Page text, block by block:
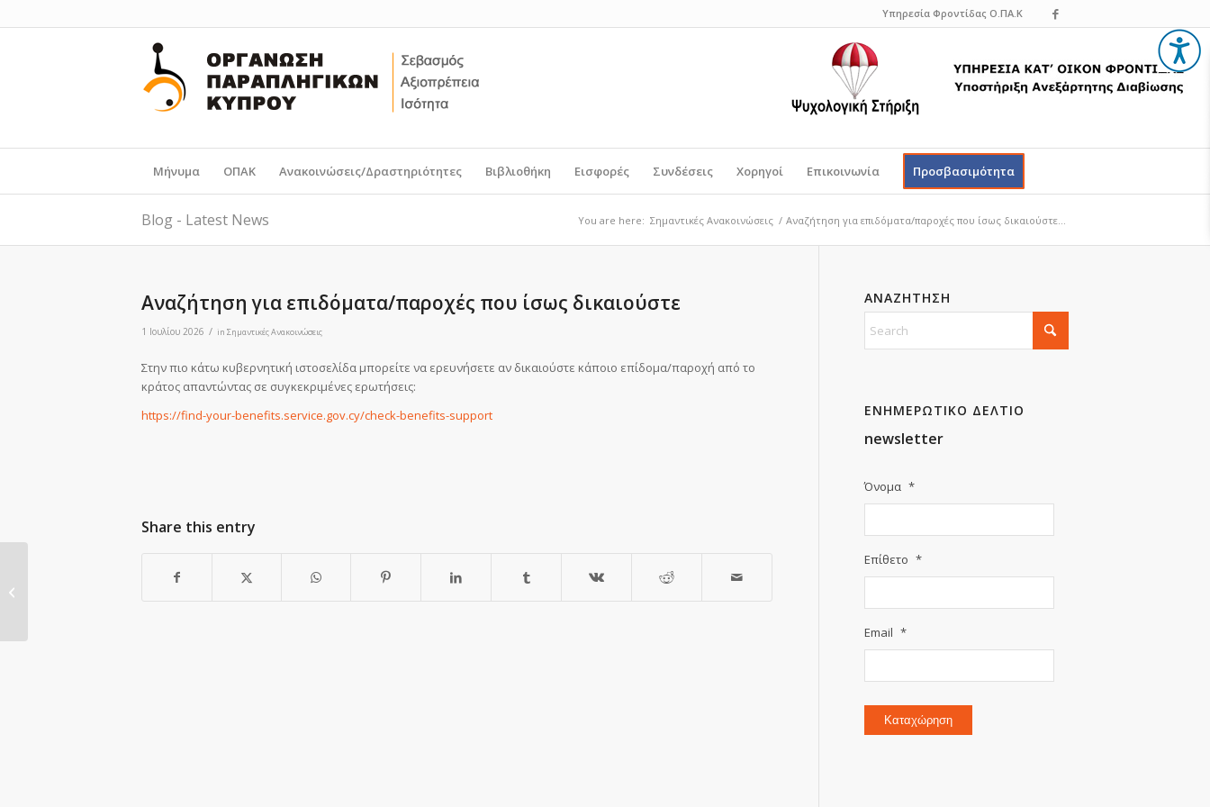
Υπηρεσία Φροντίδας Ο.ΠΑ.Κ
Μήνυμα ΟΠΑΚ Ανακοινώσεις/Δραστηριότητες Βιβλιοθήκη Εισφορές Συνδέσεις Χορηγοί Επικοινωνία Προσβασιμότητα
Blog - Latest News You are here: Σημαντικές Ανακοινώσεις / Αναζήτηση για επιδόματα/παροχές που ίσως δικαιούστε...
Αναζήτηση για επιδόματα/παροχές που ίσως δικαιούστε
1 Ιουλίου 2026 / in Σημαντικές Ανακοινώσεις
Στην πιο κάτω κυβερνητική ιστοσελίδα μπορείτε να ερευνήσετε αν δικαιούστε κάποιο επίδομα/παροχή από το
κράτος απαντώντας σε συγκεκριμένες ερωτήσεις:
https://find-your-benefits.service.gov.cy/check-benefits-support
Share this entry
ΑΝΑΖΗΤΗΣΗ
ΕΝΗΜΕΡΩΤΙΚΟ ΔΕΛΤΙΟ
newsletter
Όνομα *
Επίθετο *
Email *
Καταχώρηση
Παρουσίαση Δημοσιογραφικής